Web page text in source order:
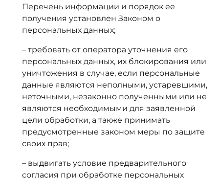
Перечень информации и порядок ее
получения установлен Законом о
персональных данных;
– требовать от оператора уточнения его
персональных данных, их блокирования или
уничтожения в случае, если персональные
данные являются неполными, устаревшими,
неточными, незаконно полученными или не
являются необходимыми для заявленной
цели обработки, а также принимать
предусмотренные законом меры по защите
своих прав;
– выдвигать условие предварительного
согласия при обработке персональных